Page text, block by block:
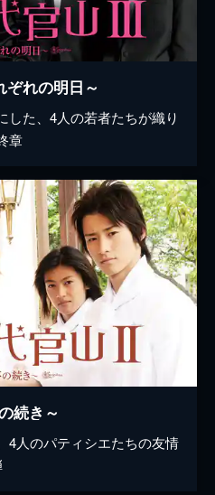
れの明日～
した、4人の若者たちが織り
章
続き～
4人のパティシエたちの友情